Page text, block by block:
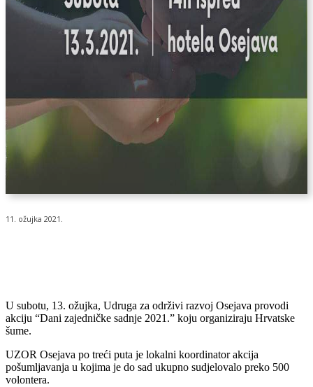
11. ožujka 2021.
U subotu, 13. ožujka, Udruga za održivi razvoj Osejava provodi
akciju “Dani zajedničke sadnje 2021.” koju organiziraju Hrvatske
šume.
UZOR Osejava po treći puta je lokalni koordinator akcija
pošumljavanja u kojima je do sad ukupno sudjelovalo preko 500
volontera.